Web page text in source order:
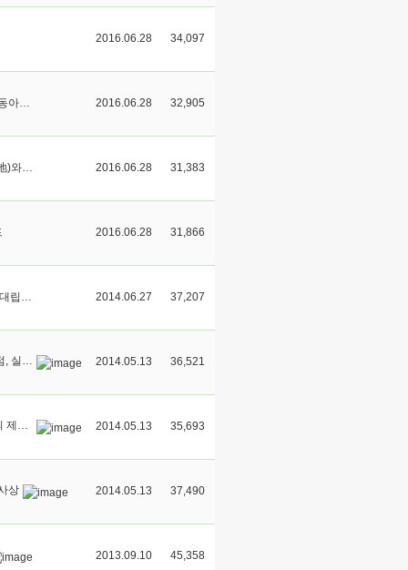
2016.06.28 34,097
2016.06.28 32,905
2016.06.28 31,383
2016.06.28 31,866
2014.06.27 37,207
2014.05.13 36,521
2014.05.13 35,693
상 2014.05.13 37,490
2013.09.10 45,358